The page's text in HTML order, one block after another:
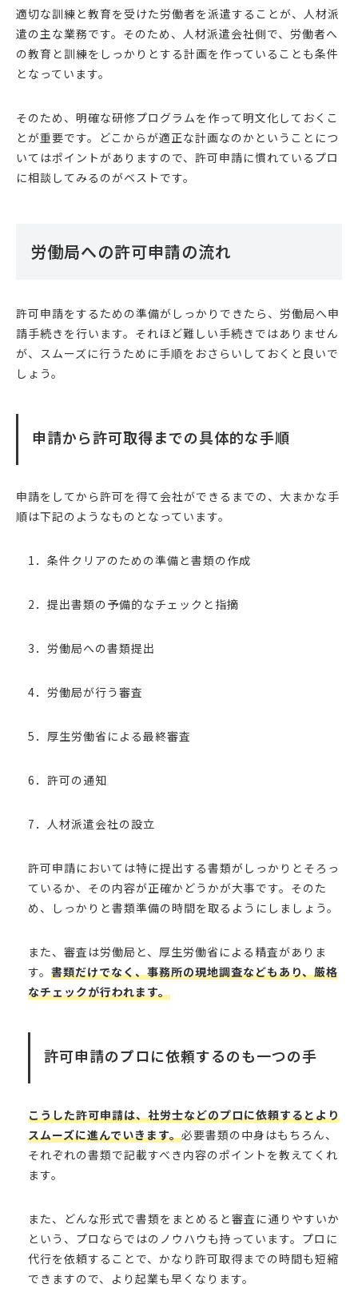
適切な訓練と教育を受けた労働者を派遣することが、人材派
遣の主な業務です。そのため、人材派遣会社側で、労働者へ
の教育と訓練をしっかりとする計画を作っていることも条件
となっています。
そのため、明確な研修プログラムを作って明文化しておくこ
とが重要です。どこからが適正な計画なのかということにつ
いてはポイントがありますので、許可申請に慣れているプロ
に相談してみるのがベストです。
労働局への許可申請の流れ
許可申請をするための準備がしっかりできたら、労働局へ申
請手続きを行います。それほど難しい手続きではありません
が、スムーズに行うために手順をおさらいしておくと良いで
しょう。
申請から許可取得までの具体的な手順
申請をしてから許可を得て会社ができるまでの、大まかな手
順は下記のようなものとなっています。
1．条件クリアのための準備と書類の作成
2．提出書類の予備的なチェックと指摘
3．労働局への書類提出
4．労働局が行う審査
5．厚生労働省による最終審査
6．許可の通知
7．人材派遣会社の設立
許可申請においては特に提出する書類がしっかりとそろっ
ているか、その内容が正確かどうかが大事です。そのた
め、しっかりと書類準備の時間を取るようにしましょう。
また、審査は労働局と、厚生労働省による精査がありま
す。 書類だけでなく、事務所の現地調査などもあり、厳格
なチェックが行われます。
許可申請のプロに依頼するのも一つの手
こうした許可申請は、社労士などのプロに依頼するとより
スムーズに進んでいきます。必要書類の中身はもちろん、
それぞれの書類で記載すべき内容のポイントを教えてくれ
ます。
また、どんな形式で書類をまとめると審査に通りやすいか
という、プロならではのノウハウも持っています。プロに
代行を依頼することで、かなり許可取得までの時間も短縮
できますので、より起業も早くなります。